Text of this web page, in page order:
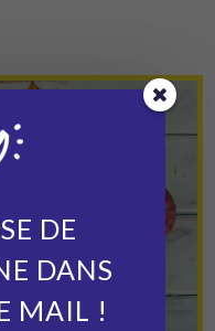
DE
DANS
MAIL !